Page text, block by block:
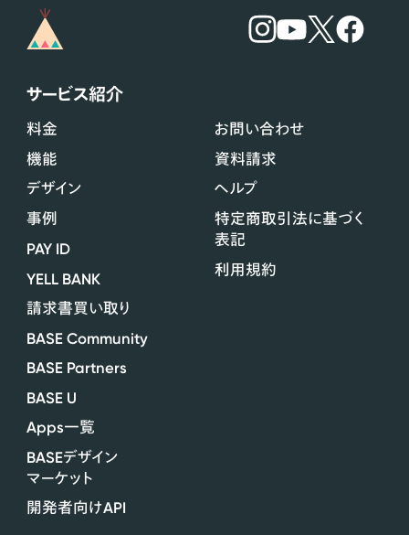
サービス紹介
料金
機能
デザイン
事例
PAY ID
YELL BANK
請求書買い取り
BASE Community
BASE Partners
BASE U
Apps一覧
BASEデザイン
マーケット
開発者向けAPI
お問い合わせ
資料請求
ヘルプ
特定商取引法に基づく
表記
利用規約